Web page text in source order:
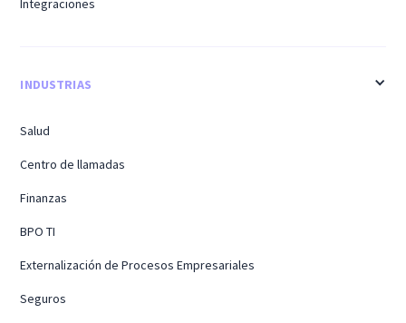
Integraciones
INDUSTRIAS
Salud
Centro de llamadas
Finanzas
BPO TI
Externalización de Procesos Empresariales
Seguros